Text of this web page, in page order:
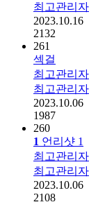
최고관리자
2023.10.16
2132
261
섹걸
최고관리자
최고관리자
2023.10.06
1987
260
1 언리샷 1
최고관리자
최고관리자
2023.10.06
2108